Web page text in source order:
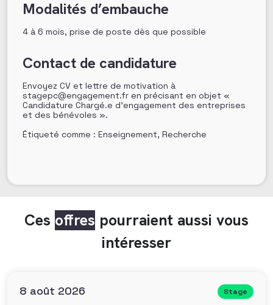
Modalités d’embauche
4 à 6 mois, prise de poste dès que possible
Contact de candidature
Envoyez CV et lettre de motivation à
stagepc@engagement.fr en précisant en objet «
Candidature Chargé.e d’engagement des entreprises
et des bénévoles ».
Étiqueté comme : Enseignement, Recherche
Ces offres pourraient aussi vous
intéresser
8 août 2026 Stage